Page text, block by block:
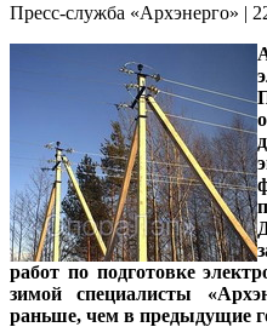
Пресс-служба «Архэнерго» |
работ по подготовке
зимой специалисты
раньше, чем в предыдущие